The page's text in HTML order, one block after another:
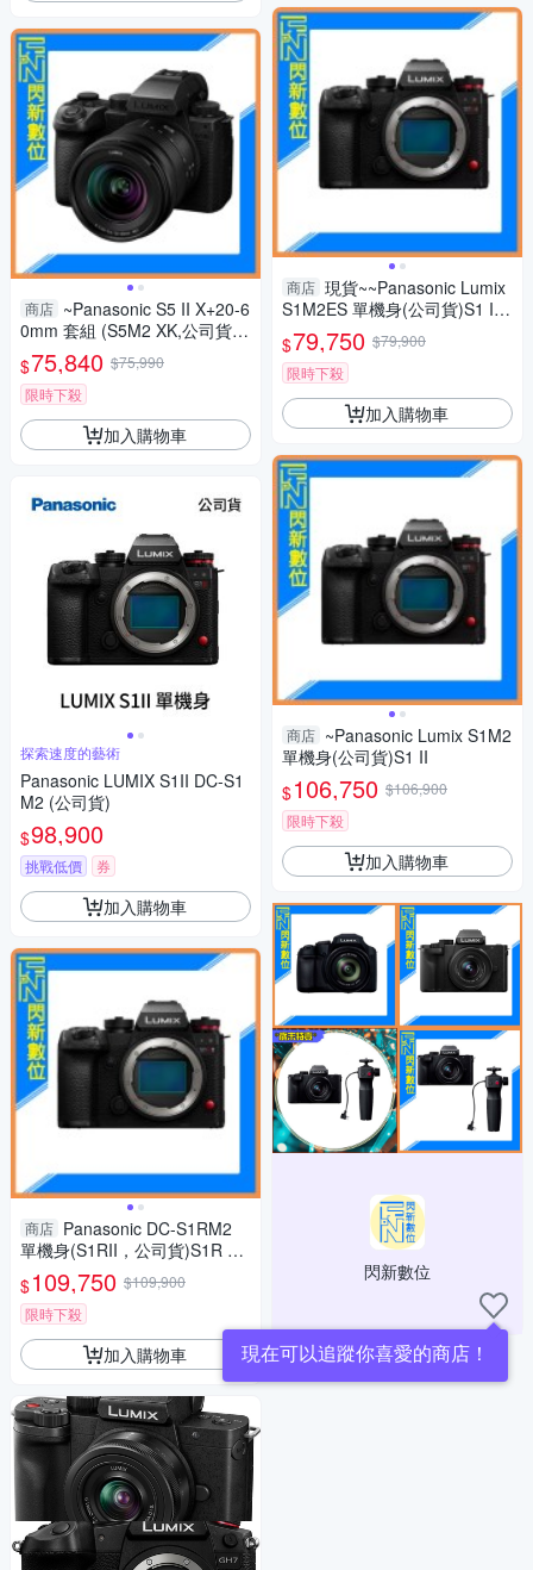
商店 ~Panasonic S5 II X+20-6
0mm 套組 (S5M2 XK,公司貨)
S5IIXK
$75,840 $75,990
限時下殺
加入購物車
探索速度的藝術
Panasonic LUMIX S1II DC-S1
M2 (公司貨)
$98,900
挑戰低價 券
加入購物車
商店 Panasonic DC-S1RM2
單機身(S1RII，公司貨)S1R Ma
rk II S1R2
$109,750 $109,900
限時下殺
加入購物車
商店 現貨~~Panasonic Lumix
S1M2ES 單機身(公司貨)S1 II
ES
$79,750 $79,900
限時下殺
加入購物車
商店 ~Panasonic Lumix S1M2
單機身(公司貨)S1 II
$106,750 $106,900
限時下殺
加入購物車
閃新數位
現在可以追蹤你喜愛的商店！